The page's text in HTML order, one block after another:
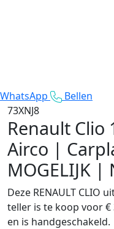
WhatsApp
Bellen
73XNJ8
Renault Clio
Airco |
MOGELIJK |
Deze RENAULT CLIO
teller is te koop voor
en is handgeschakeld.